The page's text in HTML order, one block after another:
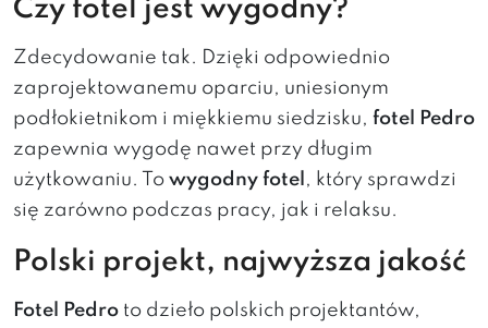
Czy fotel jest wygodny?
Zdecydowanie tak. Dzięki odpowiednio
zaprojektowanemu oparciu, uniesionym
podłokietnikom i miękkiemu siedzisku, fotel Pedro
zapewnia wygodę nawet przy długim
użytkowaniu. To wygodny fotel , który sprawdzi
się zarówno podczas pracy, jak i relaksu.
Polski projekt, najwyższa jakość
Fotel Pedro to dzieło polskich projektantów,